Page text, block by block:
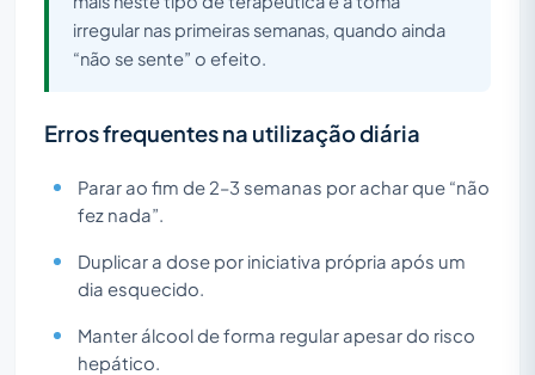
irregular nas primeiras semanas, quando ainda
“não se sente” o efeito.
Erros frequentes na utilização diária
Parar ao fim de 2–3 semanas por achar que “não
fez nada”.
Duplicar a dose por iniciativa própria após um
dia esquecido.
Manter álcool de forma regular apesar do risco
hepático.